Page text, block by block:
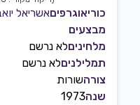
כוריאוגרפיםאשריאל
מבצעים
מלחיניםלא נרשם
תמלילניםלא נרשם
צורהשורות
שנה1973